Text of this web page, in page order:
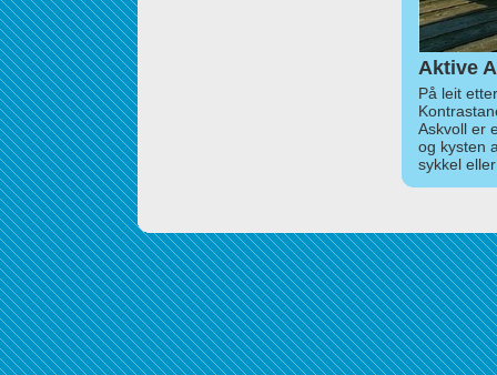
Aktive
På leit
Askvoll er
og kysten
sykkel